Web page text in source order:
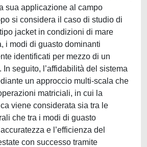
sua applicazione al campo
si considera il caso di studio di
jacket in condizioni di mare
i modi di guasto dominanti
identificati per mezzo di un
seguito, l’affidabilità del sistema
un approccio multi-scala che
matriciali, in cui la
viene considerata sia tra le
che tra i modi di guasto
e l’efficienza del
con successo tramite